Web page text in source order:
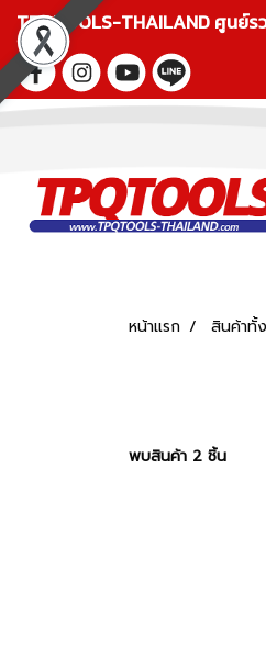
TPQTOOLS-THAILAND ศูนย์
หน้าแรก สินค้าทั้
พบสินค้า 2 ชิ้น